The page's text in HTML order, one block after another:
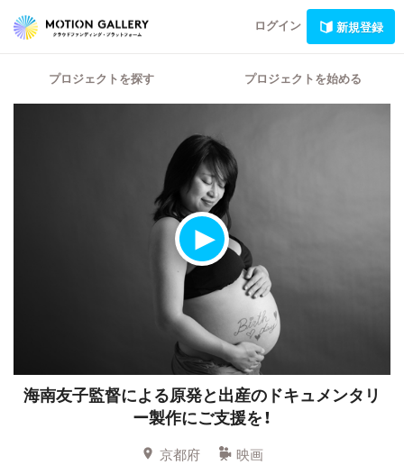
ログイン 新規登録
プロジェクトを探す プロジェクトを始める
海南友子監督による原発と出産のドキュメンタリ
ー製作にご支援を！
京都府
映画